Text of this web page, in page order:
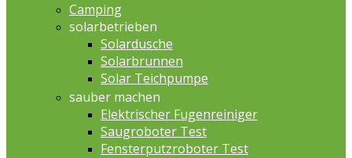
Camping
solarbetrieben
Solardusche
Solarbrunnen
Solar Teichpumpe
sauber machen
Elektrischer Fugenreiniger
Saugroboter Test
Fensterputzroboter Test